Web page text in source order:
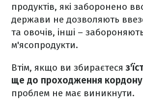
продуктів, які заборонено
держави не дозволяють
та овочів, інші –
м'ясопродукти.
Втім, якщо ви збираєтеся
ще до проходження кордону
проблем не має виникнути.